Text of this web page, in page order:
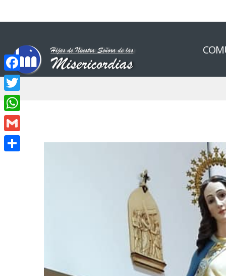
Facebook
Twitter
WhatsApp
Gmail